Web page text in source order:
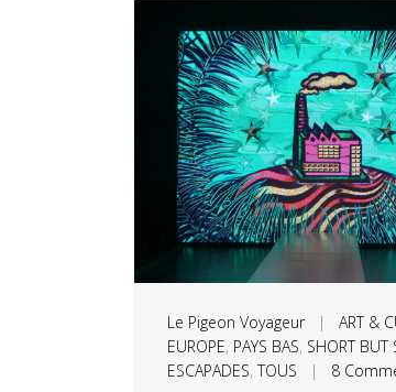
Le Pigeon Voyageur| ART &
EUROPE, PAYS BAS, SHORT BUT
ESCAPADES,TOUS | 8